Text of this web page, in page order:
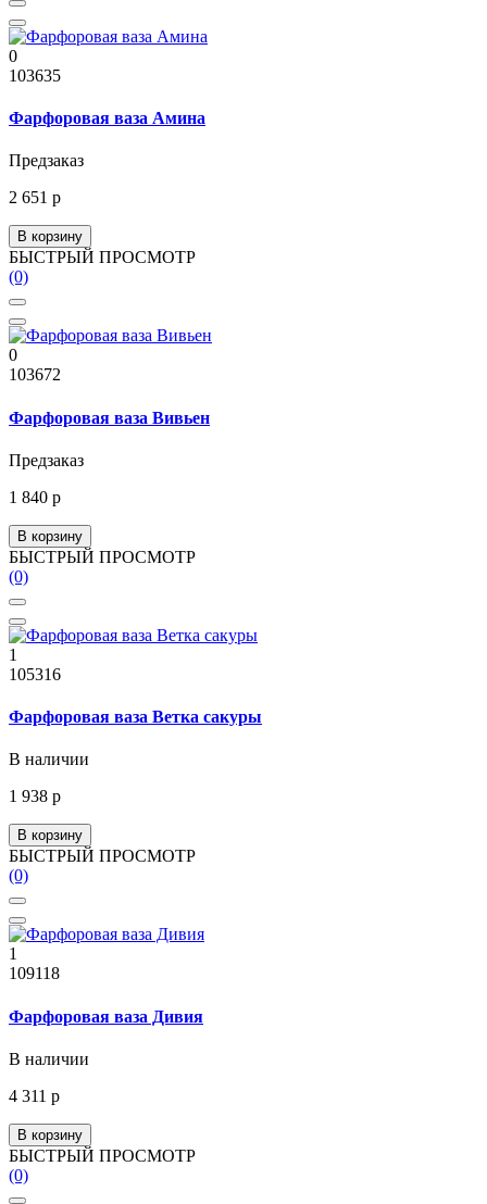
0
103635
Фарфоровая ваза Амина
Предзаказ
2 651 р
В корзину
БЫСТРЫЙ ПРОСМОТР
(0)
0
103672
Фарфоровая ваза Вивьен
Предзаказ
1 840 р
В корзину
БЫСТРЫЙ ПРОСМОТР
(0)
1
105316
Фарфоровая ваза Ветка сакуры
В наличии
1 938 р
В корзину
БЫСТРЫЙ ПРОСМОТР
(0)
1
109118
Фарфоровая ваза Дивия
В наличии
4 311 р
В корзину
БЫСТРЫЙ ПРОСМОТР
(0)